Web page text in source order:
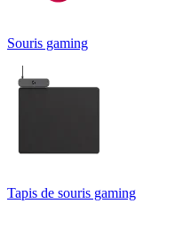
Souris gaming
Tapis de souris gaming